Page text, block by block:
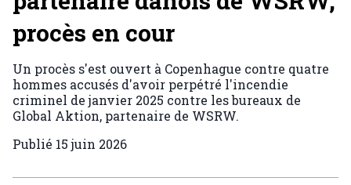
procès en cour
Un procès s'est ouvert à Copenhague contre quatre
hommes accusés d'avoir perpétré l'incendie
criminel de janvier 2025 contre les bureaux de
Global Aktion, partenaire de WSRW.
Publié 15 juin 2026